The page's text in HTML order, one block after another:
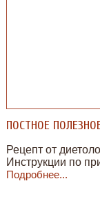
ПОСТНОЕ
Рецепт от
Инструкции по
Подробнее...